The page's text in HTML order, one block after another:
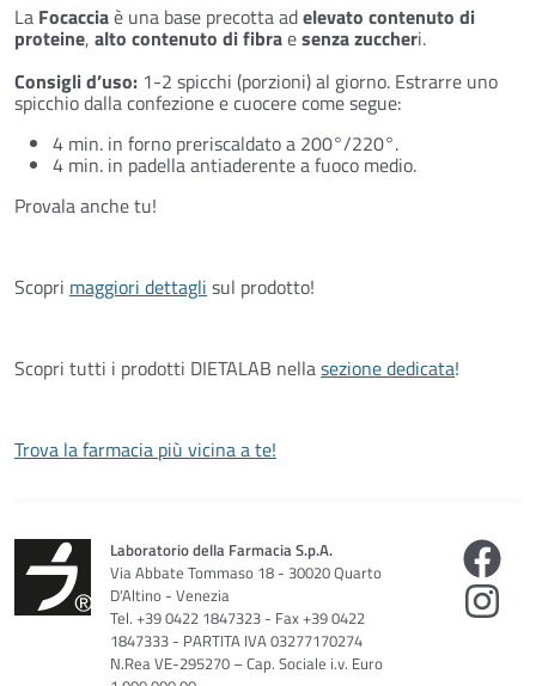
La Focacciaè una base precotta adelevato contenuto di
proteine, alto contenuto di fibraesenza zuccheri.
Consigli d’uso: 1-2 spicchi (porzioni) al giorno. Estrarre uno
spicchio dalla confezione e cuocere come segue:
4 min. in forno preriscaldato a 200°/220°.
4 min. in padella antiaderente a fuoco medio.
Provala anche tu!
Scopri maggiori dettagli sul prodotto!
Scopri tutti i prodotti DIETALAB nellasezione dedicata!
Trova la farmacia più vicina a te!
Laboratorio della Farmacia S.p.A.
Via Abbate Tommaso 18 - 30020 Quarto
D'Altino - Venezia
Tel. +39 0422 1847323 - Fax +39 0422
1847333 - PARTITA IVA 03277170274
N.Rea VE-295270 – Cap. Sociale i.v. Euro